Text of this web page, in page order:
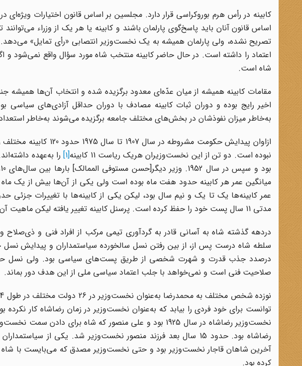
کابینه در رأس هرم بوروکراسی قرار دارد. مجلسین بر اساس قانون اختیارات ویژه‌ای
اساس قانون آنان باید پاسخ‌گوی پارلمان باشند و کابینه یا هر یک از وزراء
تصریح نشده، ولی پارلمان همیشه به یک نخست‌وزیر انتصابی «رأی تمایل»
اعتماد را داشته است. در حال حاضر کابینه منتخب شاه مورد سؤال واقع نمی‌شود و
شاه است.
مقامات کابینه همیشه از میان عدّه‌ای معدود برگزیده شده و انتخاب آن‌ها همیشه
اخیر رایج بوده و دوران ثبات کابینه مصادف با دوران حداقل آزادی‌های سیاسی
به‌خاطر میزان نفوذشان در بخش‌های مختلف جامعه برگزیده می‌شوند به‌خاطر
نبوده است. دو تن از این نخست‌وزیران هریک ریاست 11 کابینه
[1]
میانگین عمر هر کابینه حدود هفت ماه بوده است ولی یکی از آن‌ها بیش از یک
عمر کابینه‌ها یک تا یک و نیم سال بود، لیکن یکی از کابینه‌ها با تغییرات جزئی
مدتی 11 سال پست خود را حفظ کرده است. پرسنل کابینه تغییر یافته لیکن ماهیت آن دست نخورده است.
دردهه گذشته شاه به آسانی قادر به گردآوری تیمی مرکب از افراد فنی و ذی‌صلاح
سلطه شاه درست پس از، از بین رفتن نسل سالخورده سیاستمداران و پیدایش
درصدد جذب قدرت و شهرت شخصی از طریق پست‌های سیاسی بود. ولی نسل
صلاحیت فنی است و نمی‌خواهد با جلب اعتماد سیاسی ملی از این هدف دور بماند.
نوزده شخص مختلف به محمدرضا به‌عنوان نخست‌وزیر در 26 دولت مختلف در طول 34 سال گذشته خدمت کرده‌اند.
رضاشاه بود. حدود 15 سال بعد فرزند منصور نخست‌وزیر شد. یکی از
آخرین شاهان قاجار نخست‌وزیر بود و حتی نخست‌وزیر مصدق که می‌بایست با شاه
کرده بود.